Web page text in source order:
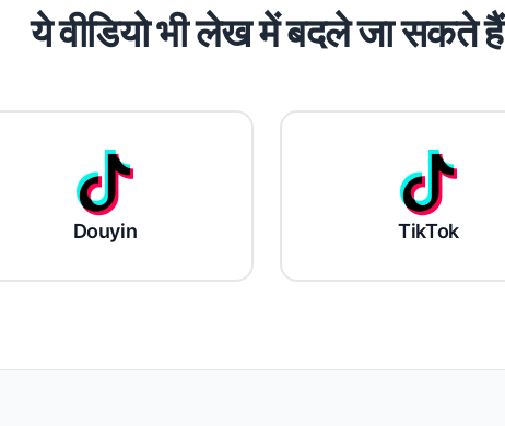
ये वीडियो भी लेख में बदले जा सकते हैं
Douyin TikTok